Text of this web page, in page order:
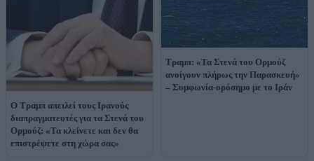
Ο Τραμπ απειλεί τους Ιρανούς
διαπραγματευτές για τα Στενά του
Ορμούζ: «Τα κλείνετε και δεν θα
επιστρέψετε στη χώρα σας»
Τραμπ: «Τα Στενά του Ορμούζ
ανοίγουν πλήρως την Παρασκευή»
– Συμφωνία-ορόσημο με το Ιράν